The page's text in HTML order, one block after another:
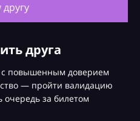
друга
с повышенным доверием
— пройти валидацию
очередь за билетом